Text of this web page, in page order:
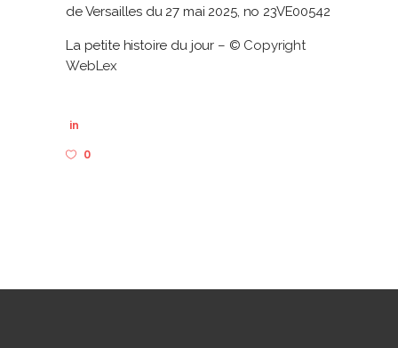
de Versailles du 27 mai 2025, no 23VE00542
La petite histoire du jour – © Copyright
WebLex
in
0